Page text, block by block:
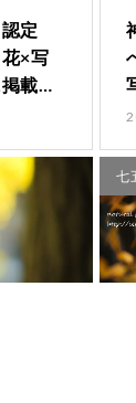
定
×写
載さ
七